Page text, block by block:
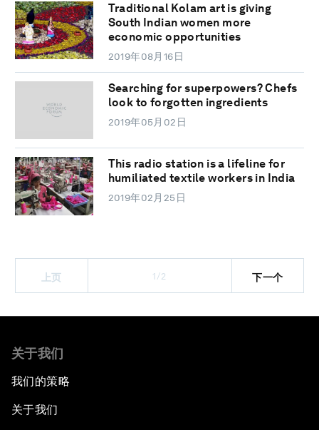
Traditional Kolam art is giving
South Indian women more
economic opportunities
2019年08月16日
Searching for superpowers? Chefs
look to forgotten ingredients
2019年05月02日
This radio station is a lifeline for
humiliated textile workers in India
2019年02月25日
上页 1/2 下一个
关于我们
我们的策略
关于我们